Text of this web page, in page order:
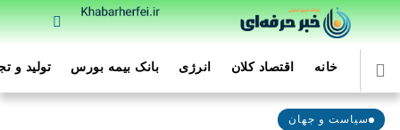
خانه اقتصاد کلان انرژی بانک بیمه بورس تولید و
سیاست و جهان